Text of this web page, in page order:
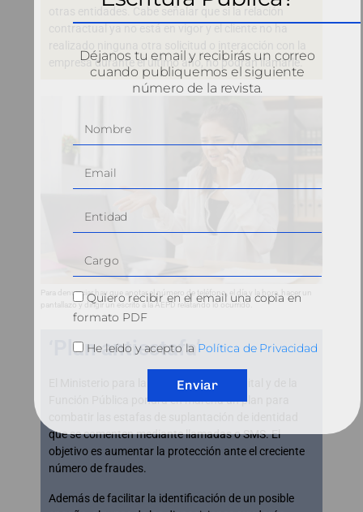
empresa durante el último año, no podrán llamarle.
Para denunciar hay que anotar el número de teléfono, el día y la hora, hacer un
pantallazo y dirigir un escrito a la AEPD relatando lo ocurrido.
‘Plan antiestafa’
El Ministerio para la Transformación Digital y de la
Función Pública pondrá en marcha un plan para
que se comenten mediante llamadas o SMS. El
objetivo es aumentar la protección ante el creciente
número de fraudes.
Además de facilitar la identificación de un posible
Déjanos tu email y recibirás un correo
cuando publiquemos el siguiente
número de la revista.
Quiero recibir en el email una copia en
formato PDF
He leído y acepto la Política de Privacidad
Enviar